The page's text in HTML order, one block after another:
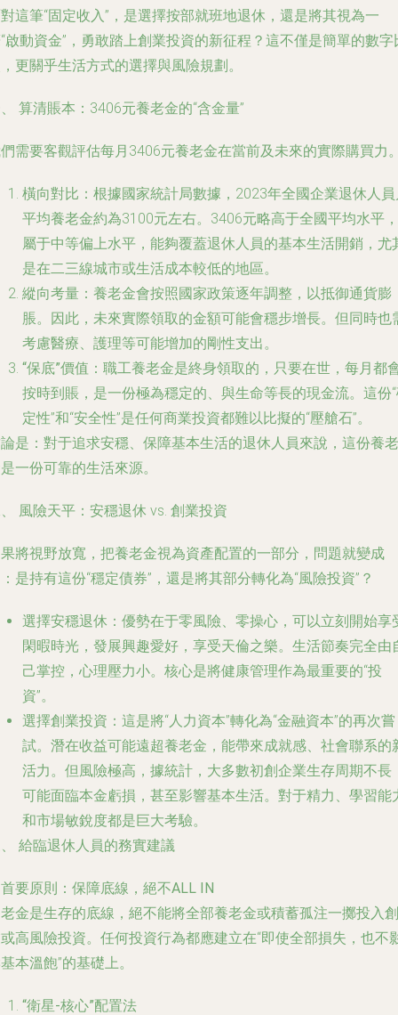
這筆“固定收入”，是選擇按部就班地退休，還是將其視為一
啟動資金”，勇敢踏上創業投資的新征程？這不僅是簡單的數字
更關乎生活方式的選擇與風險規劃。
算清賬本：3406元養老金的“含金量”
需要客觀評估每月3406元養老金在當前及未來的實際購買力
橫向對比 ：根據國家統計局數據，2023年全國企業退休人
平均養老金約為3100元左右。3406元略高于全國平均水平，
屬于中等偏上水平，能夠覆蓋退休人員的基本生活開銷，尤
是在二三線城市或生活成本較低的地區。
縱向考量 ：養老金會按照國家政策逐年調整，以抵御通貨膨
脹。因此，未來實際領取的金額可能會穩步增長。但同時也
考慮醫療、護理等可能增加的剛性支出。
“保底”價值 ：職工養老金是終身領取的，只要在世，每月都
按時到賬，是一份極為穩定的、與生命等長的現金流。這份
定性”和“安全性”是任何商業投資都難以比擬的“壓艙石”。
是：對于追求安穩、保障基本生活的退休人員來說，這份養老
一份可靠的生活來源。
風險天平：安穩退休 vs. 創業投資
將視野放寬，把養老金視為資產配置的一部分，問題就變成
是持有這份“穩定債券”，還是將其部分轉化為“風險投資”？
選擇安穩退休 ：優勢在于零風險、零操心，可以立刻開始享
閑暇時光，發展興趣愛好，享受天倫之樂。生活節奏完全由
己掌控，心理壓力小。核心是將健康管理作為最重要的“投
資”。
選擇創業投資 ：這是將“人力資本”轉化為“金融資本”的再次嘗
試。潛在收益可能遠超養老金，能帶來成就感、社會聯系的
活力。但風險極高，據統計，大多數初創企業生存周期不長
可能面臨本金虧損，甚至影響基本生活。對于精力、學習能
和市場敏銳度都是巨大考驗。
給臨退休人員的務實建議
首要原則：保障底線，絕不ALL IN
金是生存的底線，絕不能將全部養老金或積蓄孤注一擲投入創
高風險投資。任何投資行為都應建立在“即使全部損失，也不
本溫飽”的基礎上。
“衛星-核心”配置法